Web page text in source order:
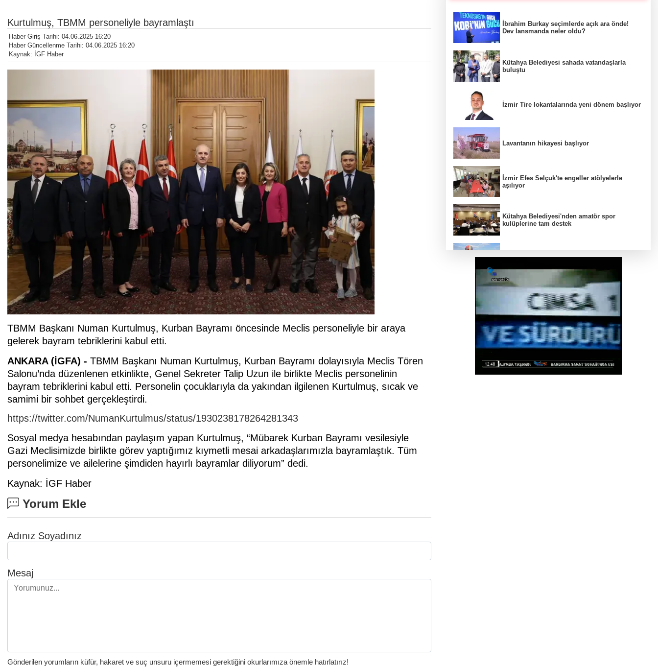
Kurtulmuş, TBMM personeliyle bayramlaştı
Haber Giriş Tarihi: 04.06.2025 16:20
Haber Güncellenme Tarihi: 04.06.2025 16:20
Kaynak: İGF Haber
TBMM Başkanı Numan Kurtulmuş, Kurban Bayramı öncesinde Meclis personeliyle bir araya
gelerek bayram tebriklerini kabul etti.
ANKARA (İGFA) - TBMM Başkanı Numan Kurtulmuş, Kurban Bayramı dolayısıyla Meclis Tören
Salonu’nda düzenlenen etkinlikte, Genel Sekreter Talip Uzun ile birlikte Meclis personelinin
bayram tebriklerini kabul etti. Personelin çocuklarıyla da yakından ilgilenen Kurtulmuş, sıcak ve
samimi bir sohbet gerçekleştirdi.
https://twitter.com/NumanKurtulmus/status/1930238178264281343
Sosyal medya hesabından paylaşım yapan Kurtulmuş, “Mübarek Kurban Bayramı vesilesiyle
Gazi Meclisimizde birlikte görev yaptığımız kıymetli mesai arkadaşlarımızla bayramlaştık. Tüm
personelimize ve ailelerine şimdiden hayırlı bayramlar diliyorum” dedi.
Kaynak: İGF Haber
Yorum Ekle
Adınız Soyadınız
Mesaj
Gönderilen yorumların küfür, hakaret ve suç unsuru içermemesi gerektiğini okurlarımıza önemle hatırlatırız!
İbrahim Burkay seçimlerde açık ara önde!
Dev lansmanda neler oldu?
Kütahya Belediyesi sahada vatandaşlarla
buluştu
İzmir Tire lokantalarında yeni dönem başlıyor
Lavantanın hikayesi başlıyor
İzmir Efes Selçuk'te engeller atölyelerle
aşılıyor
Kütahya Belediyesi'nden amatör spor
kulüplerine tam destek
Kütahya'da Yedigöller Metehan Destek
Konserleri start aldı
Mühendis Tek-Sen Bayındırlık’tan tarihi adım:
İlk şube Diyarbakır’da açıldı
Muğla Milas'ta "Mylasa Band" izdihamı